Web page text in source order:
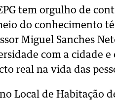
tem orgulho de
do conhecimento
Miguel Sanches
com a cidade
real na vida das
Local de Habitação